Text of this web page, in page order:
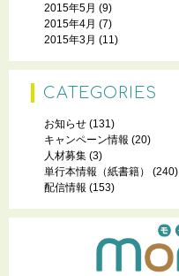
2015年5月 (9)
2015年4月 (7)
2015年3月 (11)
CATEGORIES
お知らせ (131)
キャンペーン情報 (20)
人材募集 (3)
単行本情報（紙書籍）
(240)
配信情報 (153)